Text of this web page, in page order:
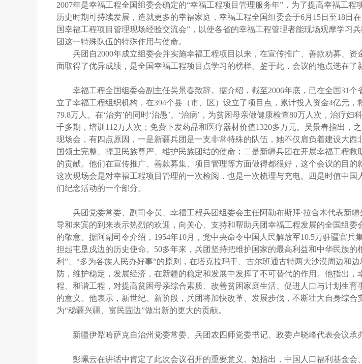
2007年是幸福工程全国组委会确定的“幸福工程项目管理服务年”，为了提高幸福工程
历史时期可持续发展，造就更多的幸福家庭，幸福工程全国组委会于6月15日至18日
国幸福工程项目管理现场经验交流会”，以使各省的幸福工程管理者能现场观摩学习
团这一特殊队伍的特殊作用与使命。
兵团自2000年成立组委会并实施幸福工程项目以来，在宣传推广、善款劝募、资
面取得了优异成绩，是全国幸福工程项目点学习的榜样。鉴于此，会议的地点选在了
幸福工程全国组委会副主任吴景春致辞。据介绍，截至2006年底，已在全国31个
立了幸福工程组织机构，在394个县（市、区）设立了项目点，累计投入资金4亿元，
79.8万人。在‘治穷’的同时‘治愚’、‘治病’，为贫困母亲做健康检查80万人次，治疗
千多期，培训112万人次；免费下发药品和医疗器材价值1320多万元。吴景春指出，
现场会，有四点原因，一是新疆兵团是一支非常特殊的队伍，她不仅肩负着建设大西
国领土完整、捍卫民族尊严、维护民族团结的使命；二是新疆兵团在开展幸福工程救
的贡献。他们在宣传推广、善款募集、项目管理等方面做得都很好，这个会议的目的
这次现场会是对幸福工程项目管理的一次检阅，也是一次梳理与充电。四是时值中国
们纪念活动的一个部分。
兵团党委常委、副司令员、幸福工程兵团组委会主任阿勒布斯拜·拉合木代表新疆
导和来宾的到来表示热烈的欢迎，向关心、支持和帮助兵团幸福工程发展的全国组委
的敬意。据阿副司令介绍，1954年10月，党中央命令中国人民解放军10.5万驻疆官兵
担起屯垦戍边的历史使命。50多年来，兵团坚持把维护国家的最高利益和中华民族的
利”、“多为各族人民办好事”的原则，在塔克拉玛干、古尔班通古特两大沙漠周边和
防，维护稳定，发展经济，在新疆的稳定和发展中发挥了不可替代的作用。他指出，
程、和谐工程，对提高贫困母亲综合素质、改善贫困家庭生活、促进人口与计划生育
的意义。他表示，新世纪、新阶段，兵团将加快改革、发展步伐，不断壮大自身综合
为“稳疆兴疆、富民固边”做出新的更大的贡献。
新疆伊犁哈萨克自治州党委常委、兵团农四师党委书记、政委卢晓峰代表会议承
彭珮云在讲话中肯定了此次会议召开的重要意义。她指出，中国人口福利基金会